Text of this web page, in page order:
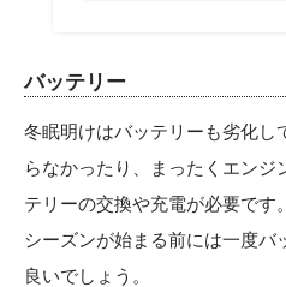
バッテリー
冬眠明けはバッテリーも劣化し
らなかったり、まったくエンジ
テリーの交換や充電が必要です。
シーズンが始まる前には一度バ
良いでしょう。